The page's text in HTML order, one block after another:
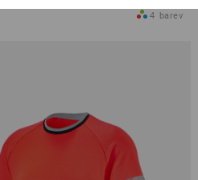
4 barev